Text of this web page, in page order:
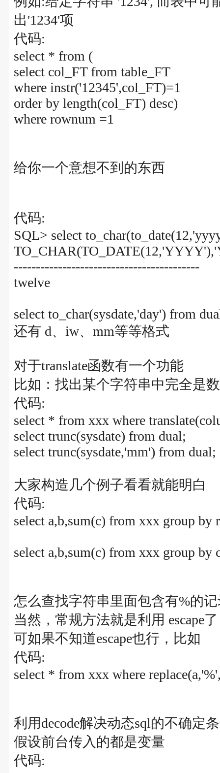
出'1234'项
代码:
select * from (
select col_FT from table_FT
where instr('12345',col_FT)=1
order by length(col_FT) desc)
where rownum =1
给你一个意想不到的东西
代码:
SQL> select
------------------------------------------
twelve
select to_char(sysdate,'day') from
还有 d、iw、mm等等格式
对于translate函数有一个功能
比如：找出某个字符串中完全是
代码:
select * from xxx where
select trunc(sysdate) from dual;
select trunc(sysdate,'mm') from dual;
大家构造几个例子看看就能明白
代码:
select a,b,sum(c) from xxx group by
select a,b,sum(c) from xxx group by
怎么查找字符串里面包含有%的
当然，常规方法就是利用 escape了
可如果不知道escape也行，比如
代码:
select * from xxx where
利用decode解决动态sql的不确定
假设前台传入的都是变量
代码: